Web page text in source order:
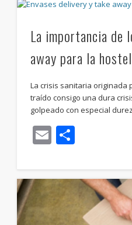
La importancia de
away para la
La crisis sanitaria originada
traído consigo una dura
golpeado con especial
Email